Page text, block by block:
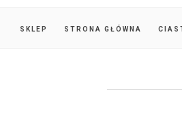
SKLEP STRONA GŁÓWNA